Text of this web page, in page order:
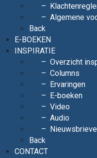
Algemene
Back
E-BOEKEN
INSPIRATIE
Overzicht
Columns
Ervaringen
E-boeken
Video
Audio
Back
CONTACT